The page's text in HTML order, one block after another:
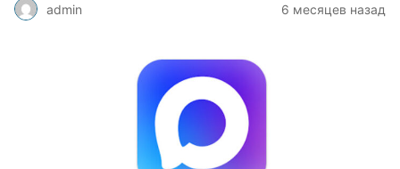
admin 6 месяцев назад